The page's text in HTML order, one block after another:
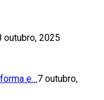
outubro, 2025
e…7 outubro,